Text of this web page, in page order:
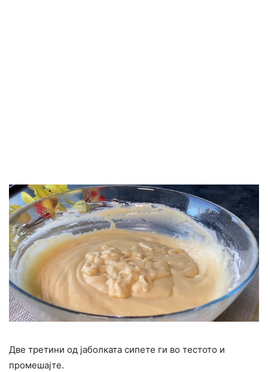
Две третини од јаболката сипете ги во тестото и
промешајте.